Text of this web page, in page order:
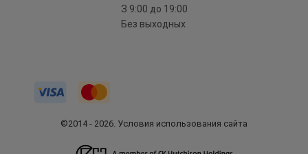
З 9:00 до 19:00
Без выходных
©2014 - 2026. Условия использования сайта